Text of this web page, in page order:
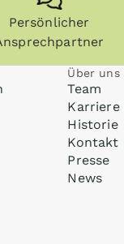
zum Beispiel
Persönlicher
Über uns
Team
Karriere
Historie
Kontakt
Presse
News